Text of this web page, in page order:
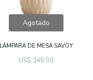
Agotado
LÁMPARA DE MESA SAVOY
US$ 345.00